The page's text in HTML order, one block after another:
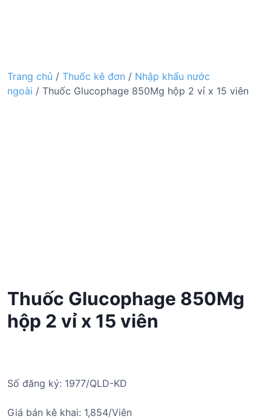
Trang chủ / Thuốc kê đơn / Nhập khẩu nước
ngoài / Thuốc Glucophage 850Mg hộp 2 vỉ x 15 viên
Thuốc Glucophage 850Mg
hộp 2 vỉ x 15 viên
Số đăng ký: 1977/QLD-KD
Giá bán kê khai: 1,854/Viên